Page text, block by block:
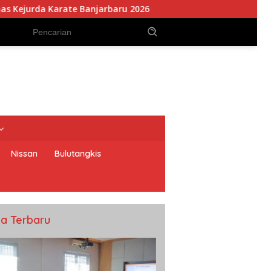
2026 Lapas Narkotika Karang Intan
Nissan Bulutangkis
Terbaru